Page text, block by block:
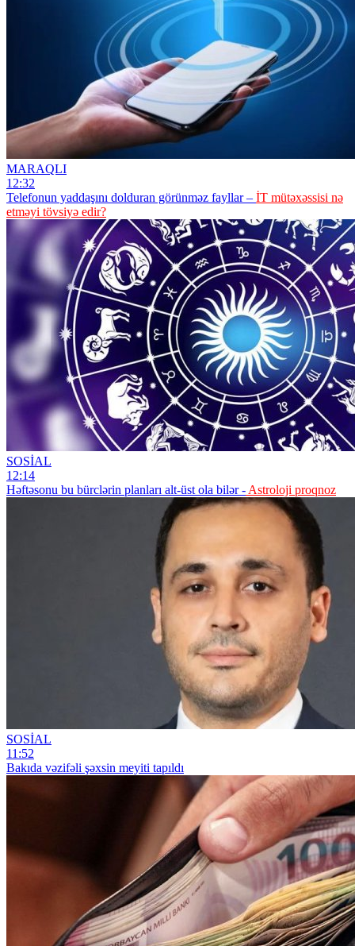
MARAQLI
12:32
Telefonun yaddaşını dolduran görünməz fayllar – İT mütəxəssisi nə
etməyi tövsiyə edir?
SOSİAL
12:14
Həftəsonu bu bürclərin planları alt-üst ola bilər - Astroloji proqnoz
SOSİAL
11:52
Bakıda vəzifəli şəxsin meyiti tapıldı